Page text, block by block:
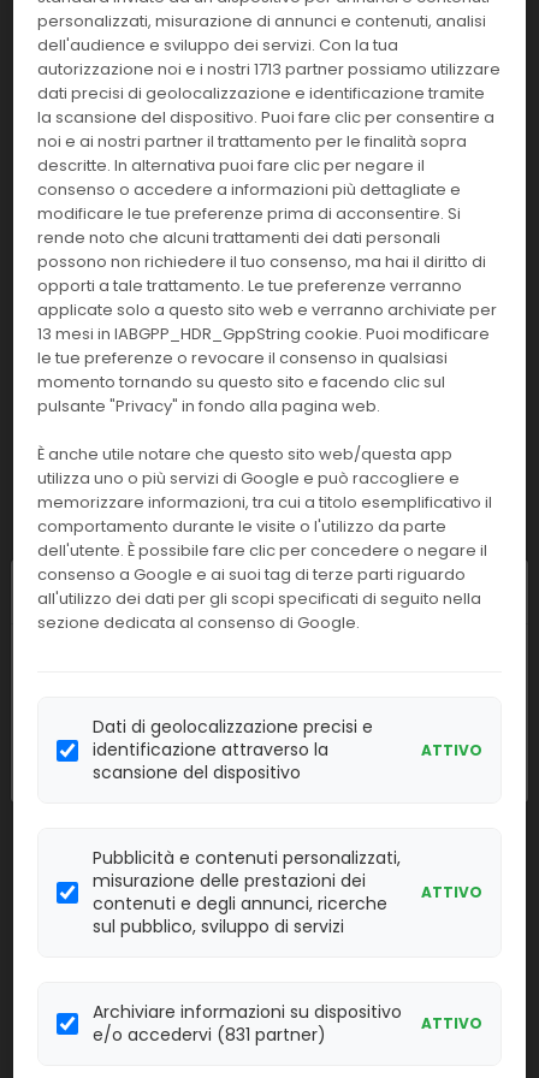
6x6
COAG
Effettua il LOGINper acquistare.
00480 PTT Automate 5
12x5 ml.
Linea:
Effettua ilLOGINper acquistare.
00454 Dimer test
Confezione:
1x1,3 ml
Linea:
COAG
0037 Etanolo
Confezione:
2x200 ml
Linea:
CH
Effettua ilLOGINper acquistare.
Confezione:
24x15 ml
Linea:
COAG
00360 STA Owren Koller
Confezione:
Linea:
Effettua ilLOGINper acquistare.
personalizzati, misurazione di annunci e contenuti, analisi
dell'audience e sviluppo dei servizi. Con la tua
autorizzazione noi e i nostri 1713 partner possiamo utilizzare
dati precisi di geolocalizzazione e identificazione tramite
la scansione del dispositivo. Puoi fare clic per consentire a
noi e ai nostri partner il trattamento per le finalità sopra
descritte. In alternativa puoi fare clic per negare il
consenso o accedere a informazioni più dettagliate e
modificare le tue preferenze prima di acconsentire. Si
rende noto che alcuni trattamenti dei dati personali
possono non richiedere il tuo consenso, ma hai il diritto di
opporti a tale trattamento. Le tue preferenze verranno
applicate solo a questo sito web e verranno archiviate per
13 mesi in IABGPP_HDR_GppString cookie. Puoi modificare
le tue preferenze o revocare il consenso in qualsiasi
momento tornando su questo sito e facendo clic sul
pulsante "Privacy" in fondo alla pagina web.
È anche utile notare che questo sito web/questa app
utilizza uno o più servizi di Google e può raccogliere e
memorizzare informazioni, tra cui a titolo esemplificativo il
comportamento durante le visite o l'utilizzo da parte
dell'utente. È possibile fare clic per concedere o negare il
consenso a Google e ai suoi tag di terze parti riguardo
all'utilizzo dei dati per gli scopi specificati di seguito nella
sezione dedicata al consenso di Google.
Dati di geolocalizzazione precisi e
identificazione attraverso la
scansione del dispositivo
ATTIVO
Pubblicità e contenuti personalizzati,
misurazione delle prestazioni dei
contenuti e degli annunci, ricerche
sul pubblico, sviluppo di servizi
ATTIVO
Archiviare informazioni su dispositivo
e/o accedervi (831 partner)
ATTIVO
Chiusura estiva
riprenderanno regolarmente
agosto.